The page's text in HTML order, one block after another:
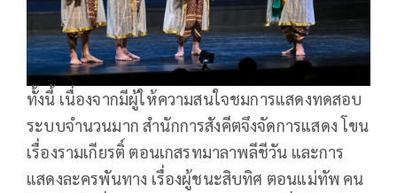
ทั้งนี้ เนื่องจากมีผู้ให้ความสนใจชมการแสดงทดสอบ
ระบบจำนวนมาก สำนักการสังคีตจึงจัดการแสดง โขน
เรื่องรามเกียรติ์ ตอนเกสรทมาลาพลีชีวัน และการ
แสดงละครพันทาง เรื่องผู้ชนะสิบทิศ ตอนแม่ทัพ คน